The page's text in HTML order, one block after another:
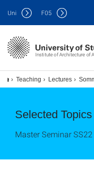
Institute of Architecture of
Uni F05
Teaching Lectures
Selected
Master Seminar SS22